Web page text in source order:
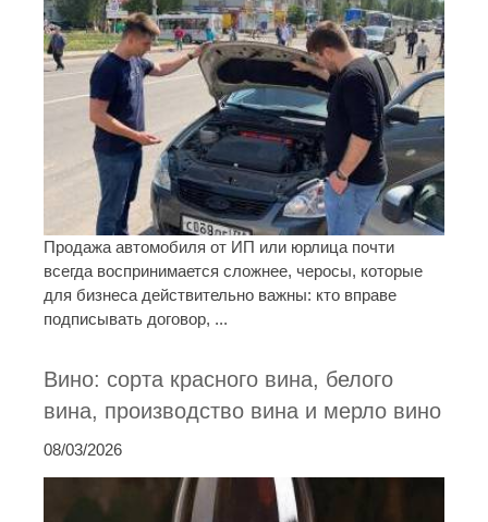
Продажа автомобиля от ИП или юрлица почти
всегда воспринимается сложнее, черосы, которые
для бизнеса действительно важны: кто вправе
подписывать договор, ...
Вино: сорта красного вина, белого
вина, производство вина и мерло вино
08/03/2026